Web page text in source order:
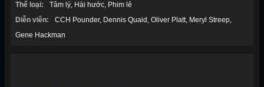
Thể loại:
Tâm lý Hài hước Phim lẻ
Diễn viên:
CCH Pounder Dennis Quaid Oliver Platt Meryl Streep
Gene Hackman